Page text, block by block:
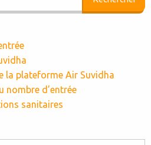
la plateforme Air Suvidha
nombre d’entrée
sanitaires